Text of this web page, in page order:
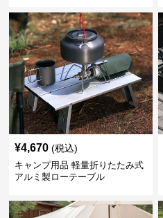
¥4,670 (税込)
キャンプ用品 軽量折りたたみ式
アルミ製ローテーブル